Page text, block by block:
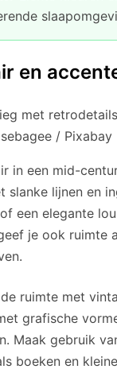
en
/ Pixabay
in een mid-
slanke lijnen en
een elegante
je ook ruimte
ruimte met
grafische
Maak gebruik
boeken en